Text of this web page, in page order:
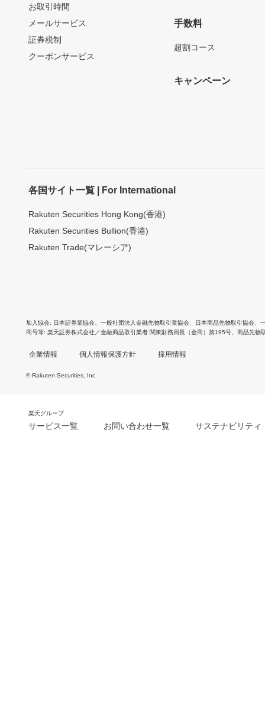
お取引時間
メールサービス
証券税制
クーポンサービス
手数料
超割コース
キャンペーン
各国サイト一覧 | For International
Rakuten Securities Hong Kong(香港)
Rakuten Securities Bullion(香港)
Rakuten Trade(マレーシア)
加入協会 日本証券業協会 一般社団法人金融先物取引業協会 日本商品先物取引協会
商号等 楽天証券株式会社／金融商品取引業者 関東財務局長（金商）第195号、商品先物
企業情報 個人情報保護方針 採用情報
© Rakuten Securities, Inc.
楽天グループ
サービス一覧 お問い合わせ一覧 サステナビリティ